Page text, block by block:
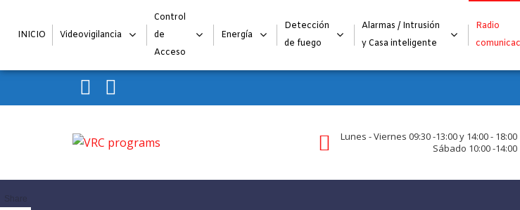
INICIO Videovigilancia
Control
de
Acceso
Energía
Detección
de fuego
Alarmas / Intrusión
y Casa inteligente
Radio
Skip to navigation
Lunes - Viernes 09:30 -13:00 y 14:00 - 18:00
Sábado 10:00 -14:00
Share